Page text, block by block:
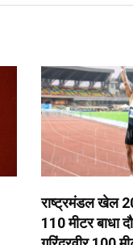
राष्ट्रमंडल खेल
110 मीटर बाधा